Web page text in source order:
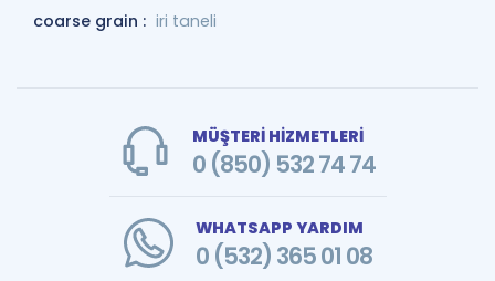
coarse grain : iri taneli
MÜŞTERİ HİZMETLERİ
0 (850) 532 74 74
WHATSAPP YARDIM
0 (532) 365 01 08